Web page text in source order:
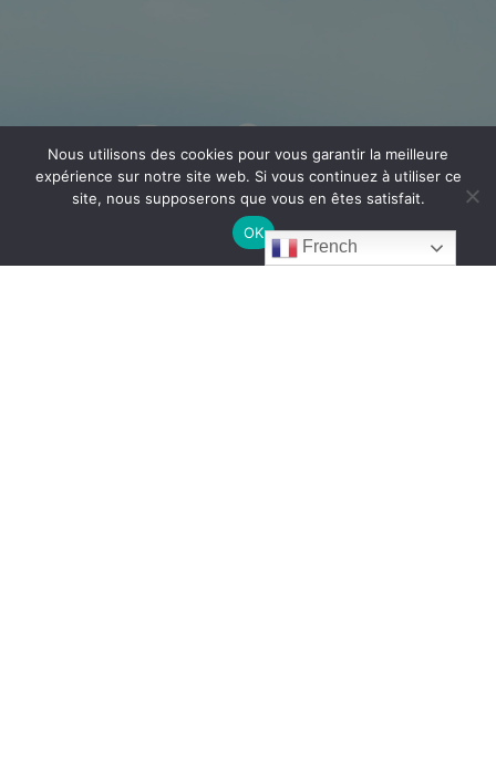
French
Nous utilisons des cookies pour vous garantir la meilleure
expérience sur notre site web. Si vous continuez à utiliser ce
site, nous supposerons que vous en êtes satisfait.
OK